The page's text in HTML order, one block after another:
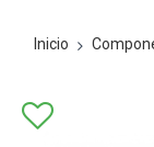
Inicio